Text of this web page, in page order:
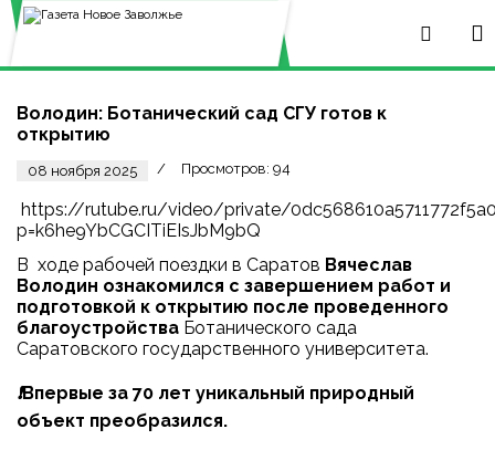
Володин: Ботанический сад СГУ готов к
открытию
08 ноября 2025 Просмотров: 94
https://rutube.ru/video/private/
p=k6he9YbCGCITiEIsJbM9bQ
В ходе рабочей поездки в Саратов Вячеслав
Володин ознакомился с завершением работ и
подготовкой к открытию после проведенного
благоустройства Ботанического сада
Саратовского государственного университета.
❗️Впервые за 70 лет уникальный природный
объект преобразился.